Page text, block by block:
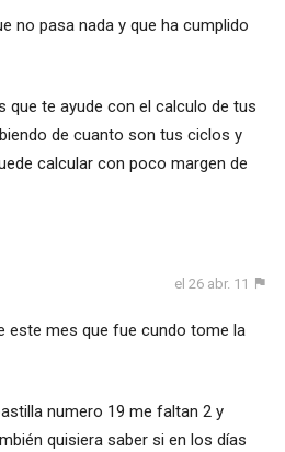
no pasa nada y que ha cumplido
que te ayude con el calculo de tus
de cuanto son tus ciclos y
calcular con poco margen de
el 26 abr. 11
este mes que fue cundo tome la
numero 19 me faltan 2 y
quisiera saber si en los días